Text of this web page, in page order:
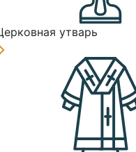
утварь